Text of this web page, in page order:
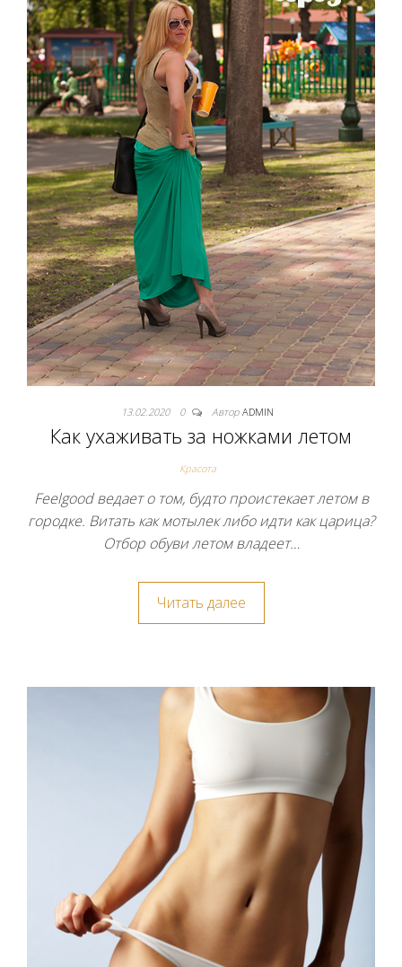
13.02.2020 0 Автор ADMIN
Как ухаживать за ножками летом
Красота
Feelgood ведает о том, будто проистекает летом в
городке. Витать как мотылек либо идти как царица?
Отбор обуви летом владеет…
Читать далее